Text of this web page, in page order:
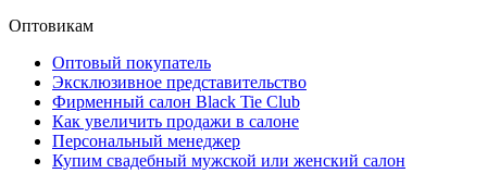
Оптовикам
Оптовый покупатель
Эксклюзивное представительство
Фирменный салон Black Tie Club
Как увеличить продажи в салоне
Персональный менеджер
Купим свадебный мужской или женский салон